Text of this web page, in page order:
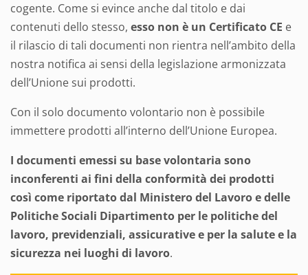
cogente. Come si evince anche dal titolo e dai
contenuti dello stesso, esso non è un Certificato CE e
il rilascio di tali documenti non rientra nell’ambito della
nostra notifica ai sensi della legislazione armonizzata
dell’Unione sui prodotti.
Con il solo documento volontario non è possibile
immettere prodotti all’interno dell’Unione Europea.
I documenti emessi su base volontaria sono
inconferenti ai fini della conformità dei prodotti
così come riportato dal Ministero del Lavoro e delle
Politiche Sociali Dipartimento per le politiche del
lavoro, previdenziali, assicurative e per la salute e la
sicurezza nei luoghi di lavoro.